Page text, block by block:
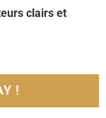
clairs et
!